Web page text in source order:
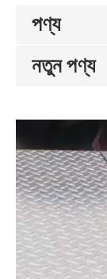
পণ্য
নতুন পণ্য